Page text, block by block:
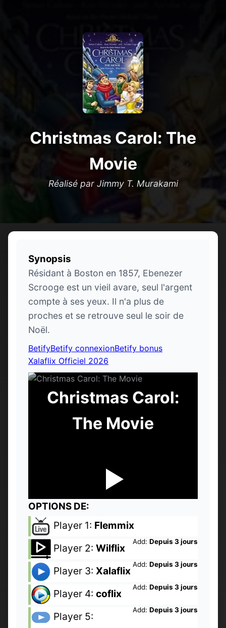
Christmas Carol: The
Movie
Réalisé par Jimmy T. Murakami
Synopsis
Résidant à Boston en 1857, Ebenezer
Scrooge est un vieil avare, seul l'argent
compte à ses yeux. Il n'a plus de
proches et se retrouve seul le soir de
Noël.
BetifyBetify connexionBetify bonus
Xalaflix Officiel 2026
Christmas Carol:
The Movie
OPTIONS DE:
Player 1: Flemmix
Add: Depuis 3 jours
Player 2: Wilflix
Add: Depuis 3 jours
Player 3: Xalaflix
Add: Depuis 3 jours
Player 4: coflix
Add: Depuis 3 jours
Player 5: